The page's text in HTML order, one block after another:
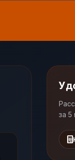
за 5